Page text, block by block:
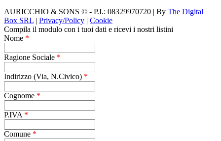
AURICCHIO & SONS © - P.I.: 08329970720 | By The Digital
Box SRL | Privacy/Policy | Cookie
Compila il modulo con i tuoi dati e ricevi i nostri listini
Nome *
Ragione Sociale *
Indirizzo (Via, N.Civico) *
Cognome *
P.IVA *
Comune *